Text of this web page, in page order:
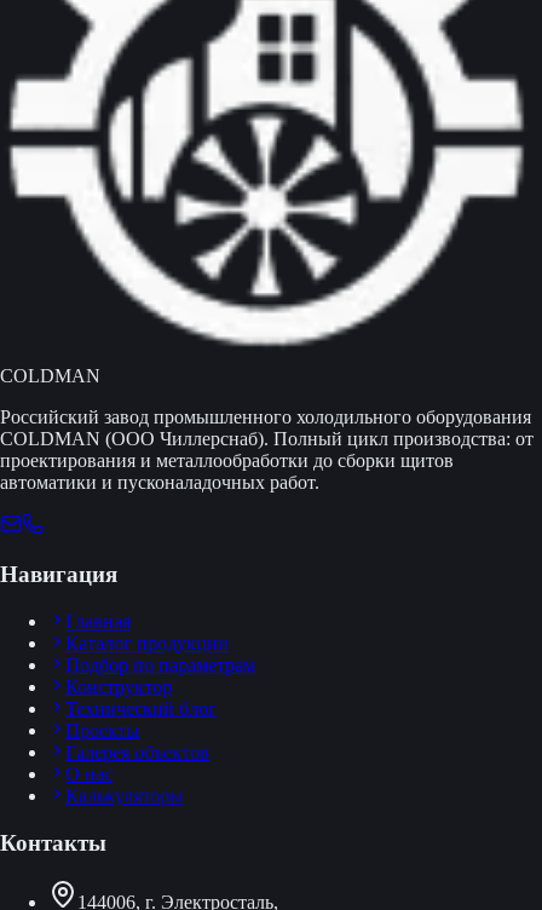
COLDMAN
Российский завод промышленного холодильного оборудования
COLDMAN (ООО Чиллерснаб). Полный цикл производства: от
проектирования и металлообработки до сборки щитов
автоматики и пусконаладочных работ.
Навигация
Главная
Каталог продукции
Подбор по параметрам
Конструктор
Технический блог
Проекты
Галерея объектов
О нас
Калькуляторы
Контакты
144006, г. Электросталь,